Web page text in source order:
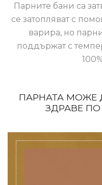
Парните бани са
се затопляват с
варира, но
поддържат с
ПАРНАТА МОЖЕ
ЗДРАВЕ